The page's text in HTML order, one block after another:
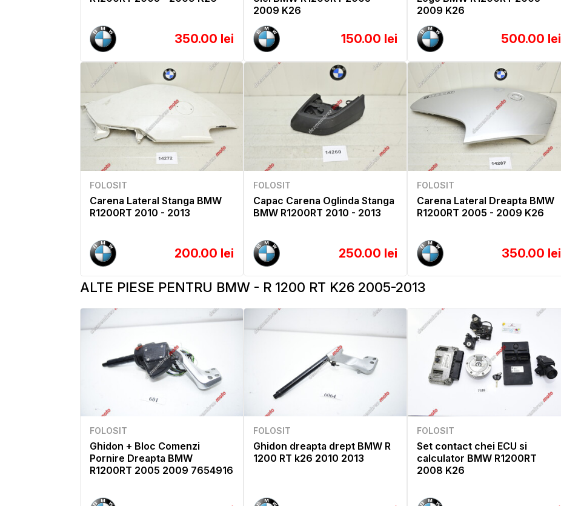
350.00 lei
2009 K26
150.00 lei
2009 K26
500.00 lei
FOLOSIT
Carena Lateral Stanga BMW
R1200RT 2010 - 2013
200.00 lei
FOLOSIT
Capac Carena Oglinda Stanga
BMW R1200RT 2010 - 2013
250.00 lei
FOLOSIT
Carena Lateral Dreapta BMW
R1200RT 2005 - 2009 K26
350.00 lei
ALTE PIESE PENTRU BMW - R 1200 RT K26 2005-2013
FOLOSIT
Ghidon + Bloc Comenzi
Pornire Dreapta BMW
R1200RT 2005 2009 7654916
FOLOSIT
Ghidon dreapta drept BMW R
1200 RT k26 2010 2013
FOLOSIT
Set contact chei ECU si
calculator BMW R1200RT
2008 K26